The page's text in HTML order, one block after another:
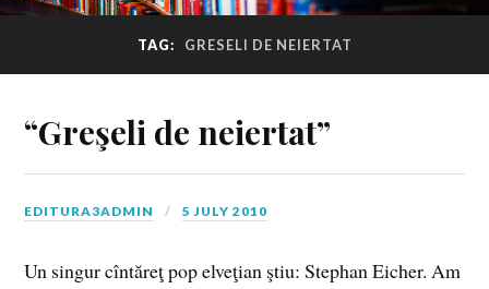
TAG: GRESELI DE NEIERTAT
“Greşeli de neiertat”
EDITURA3ADMIN 5 JULY 2010
Un singur cîntăreţ pop elveţian ştiu: Stephan Eicher. Am